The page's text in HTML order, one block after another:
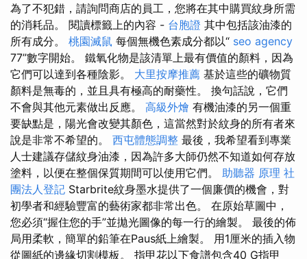
為了不犯錯，請詢問商店的員工，您將在其中購買紋身所需
的消耗品。 閱讀標籤上的內容 - 台胞證 其中包括該油漆的
所有成分。 桃園滅鼠 每個無機色素成分都以“ seo agency
77”數字開始。 鐵氧化物是該清單上最有價值的顏料，因為
它們可以達到各種陰影。 大里按摩推薦 基於這些的礦物質
顏料是無毒的，並且具有極高的耐藥性。 換句話說，它們
不會與其他元素做出反應。 高級外燴 有機油漆的另一個重
要缺點是，陽光會改變其顏色，這當然對於紋身的所有者來
說是非常不希望的。 西屯體態調整 最後，我希望看到專業
人士建議存儲紋身油漆，因為許多大師仍然不知道如何存放
塗料，以便在整個保質期間可以使用它們。 助聽器 原理 社
團法人登記 Starbrite紋身墨水提供了一個廉價的機會，對
初學者和經驗豐富的藝術家都非常出色。 在原始草圖中，
您必須“握住您的手”並拋光圖像的每一行的繪製。 最後的佈
局用柔軟，簡單的鉛筆在Paus紙上繪製。 用1厘米的插入物
從圖紙的邊緣切割模板。 指甲花以下食譜包含40 G指甲